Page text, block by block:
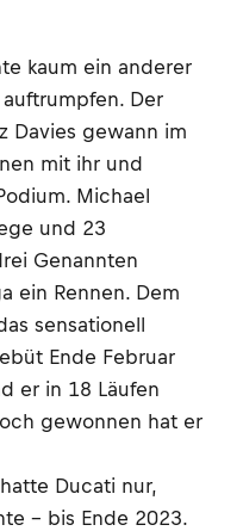
kaum ein anderer
Der
Davies gewann im
mit ihr und
Michael
und 23
Genannten
ein Rennen. Dem
sensationell
Ende Februar
er in 18 Läufen
gewonnen hat er
Ducati nur,
– bis Ende 2023.